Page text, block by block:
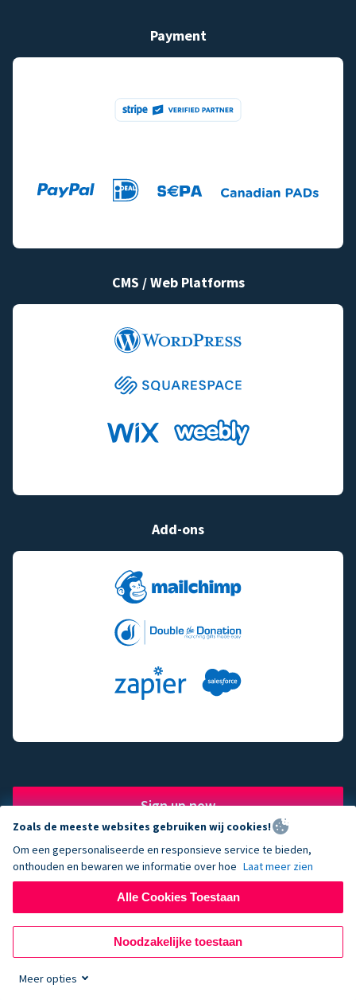
Payment
CMS / Web Platforms
Add-ons
Sign up now
The fundraising engine of
choice for successful
Zoals de meeste websites gebruiken wij cookies!
Om een gepersonaliseerde en responsieve service te bieden,
onthouden en bewaren we informatie over hoe Laat meer zien
Alle Cookies Toestaan
Noodzakelijke toestaan
Meer opties